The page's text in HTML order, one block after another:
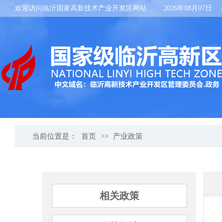
欢迎访问临沂国家高新技术产业开发区网站 2026年08月07日
当前位置是： 首页 >> 产业政策
相关政策